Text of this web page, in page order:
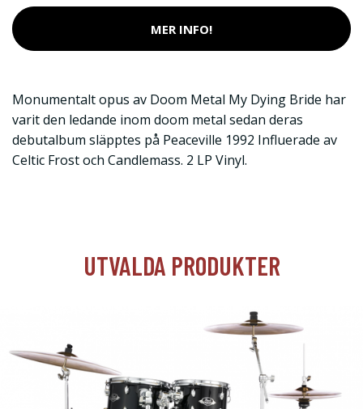
MER INFO!
Monumentalt opus av Doom Metal My Dying Bride har
varit den ledande inom doom metal sedan deras
debutalbum släpptes på Peaceville 1992 Influerade av
Celtic Frost och Candlemass. 2 LP Vinyl.
UTVALDA PRODUKTER